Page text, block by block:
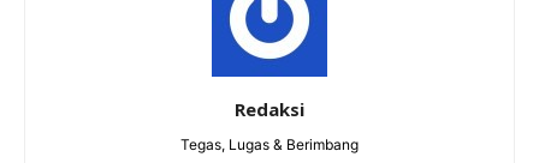
Redaksi
Tegas, Lugas & Berimbang